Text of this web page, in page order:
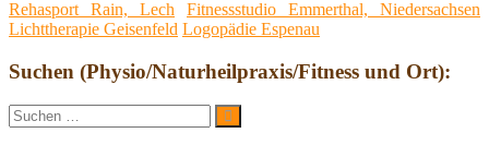
Rehasport Rain, Lech
Fitnessstudio Emmerthal, Niedersachsen
Lichttherapie Geisenfeld Logopädie Espenau
Suchen (Physio/Naturheilpraxis/Fitness und Ort):
Suche
nach:
Suchen